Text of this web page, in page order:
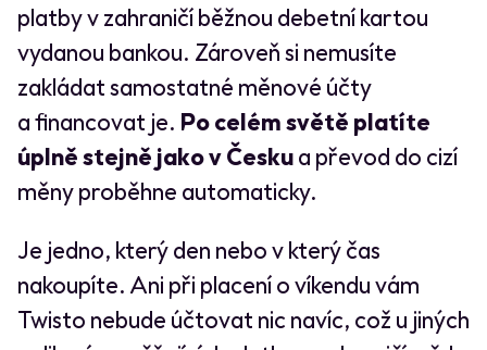
platby v zahraničí běžnou debetní kartou
vydanou bankou. Zároveň si nemusíte
zakládat samostatné měnové účty
a financovat je. Po celém světě platíte
úplně stejně jako v Českua převod do cizí
měny proběhne automaticky.
Je jedno, který den nebo v který čas
nakoupíte. Ani při placení o víkendu vám
Twisto nebude účtovat nic navíc, což u jiných